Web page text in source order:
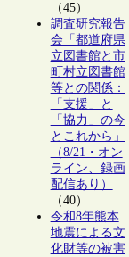
（45）
調査研究報告
会「都道府県
立図書館と市
町村立図書館
等との関係：
「支援」と
「協力」の今
とこれから」
（8/21・オン
ライン、録画
配信あり）
（40）
令和8年熊本
地震による文
化財等の被害